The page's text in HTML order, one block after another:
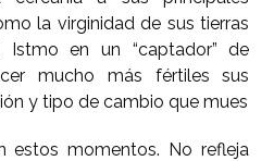
la virginidad de sus tierras
Istmo en un “captador” de
mucho más fértiles sus
y tipo de cambio que mues
estos momentos. No refleja